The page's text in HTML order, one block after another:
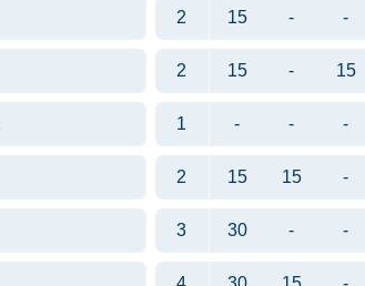
2 15 - -
2 15 - 15
1 - - -
2 15 15 -
3 30 - -